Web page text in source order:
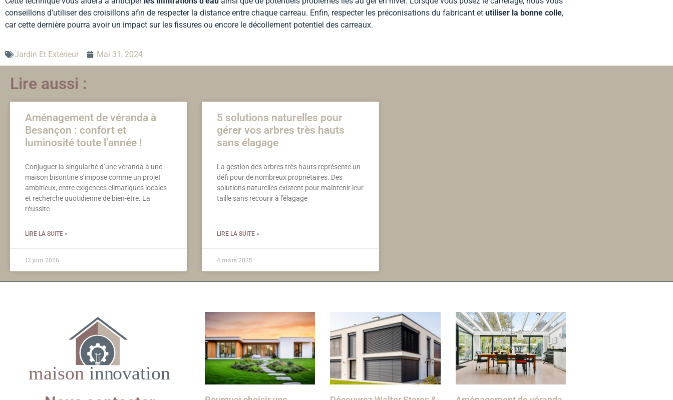
conseillons d’utiliser des croisillons afin de respecter la distance entre chaque carreau. Enfin, respecter les préconisations du fabricant et utiliser la bonne colle,
car cette dernière pourra avoir un impact sur les fissures ou encore le décollement potentiel des carreaux.
Jardin Et Extérieur Mai 31, 2024
Lire aussi :
Aménagement de véranda à
Besançon : confort et
luminosité toute l’année !
Conjuguer la singularité d’une véranda à une
maison bisontine s’impose comme un projet
ambitieux, entre exigences climatiques locales
et recherche quotidienne de bien-être. La
réussite
LIRE LA SUITE »
12 juin 2026
5 solutions naturelles pour
gérer vos arbres très hauts
sans élagage
La gestion des arbres très hauts représente un
défi pour de nombreux propriétaires. Des
solutions naturelles existent pour maintenir leur
taille sans recourir à l'élagage
LIRE LA SUITE »
4 mars 2025